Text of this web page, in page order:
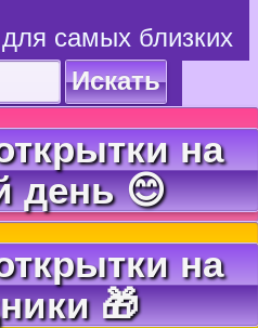
самых близких
Искать
на
день 😊
на
🎁